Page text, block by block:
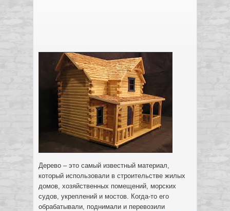
Дерево – это самый известный материал,
который использовали в строительстве жилых
домов, хозяйственных помещений, морских
судов, укреплений и мостов. Когда-то его
обрабатывали, поднимали и перевозили